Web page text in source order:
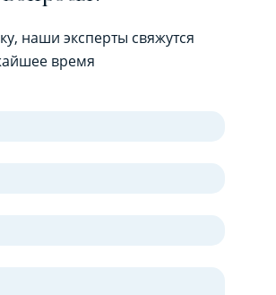
наши эксперты свяжутся
время